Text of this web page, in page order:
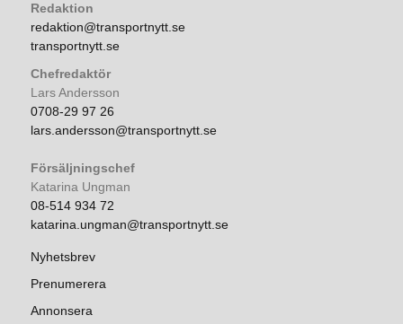
Redaktion
redaktion@transportnytt.se
transportnytt.se
Chefredaktör
Lars Andersson
0708-29 97 26
lars.andersson@transportnytt.se
Försäljningschef
Katarina Ungman
08-514 934 72
katarina.ungman@transportnytt.se
Nyhetsbrev
Prenumerera
Annonsera